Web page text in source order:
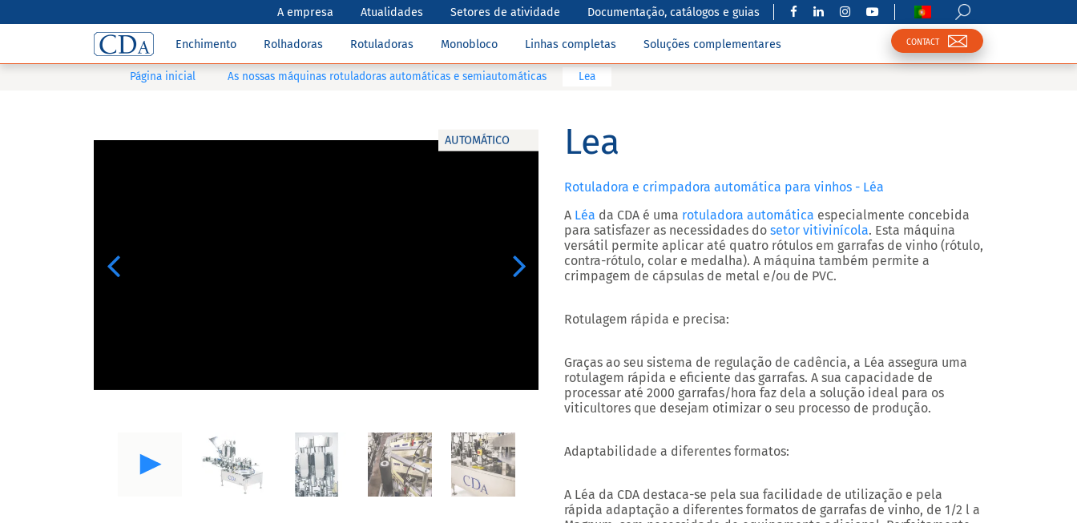
A empresa Atualidades Setores de atividade Documentação, catálogos e guias
Enchimento Rolhadoras Rotuladoras Monobloco Linhas completas Soluções complementares CONTACT
Página inicial As nossas máquinas rotuladoras automáticas e semiautomáticas Lea
AUTOMÁTICO
Previous Next
Lea
Rotuladora e crimpadora automática para vinhos - Léa
A Léa da CDA é uma rotuladora automática especialmente concebida
para satisfazer as necessidades do setor vitivinícola. Esta máquina
versátil permite aplicar até quatro rótulos em garrafas de vinho (rótulo,
contra-rótulo, colar e medalha). A máquina também permite a
crimpagem de cápsulas de metal e/ou de PVC.
Rotulagem rápida e precisa:
Graças ao seu sistema de regulação de cadência, a Léa assegura uma
rotulagem rápida e eficiente das garrafas. A sua capacidade de
processar até 2000 garrafas/hora faz dela a solução ideal para os
viticultores que desejam otimizar o seu processo de produção.
Adaptabilidade a diferentes formatos:
A Léa da CDA destaca-se pela sua facilidade de utilização e pela
rápida adaptação a diferentes formatos de garrafas de vinho, de 1/2 l a